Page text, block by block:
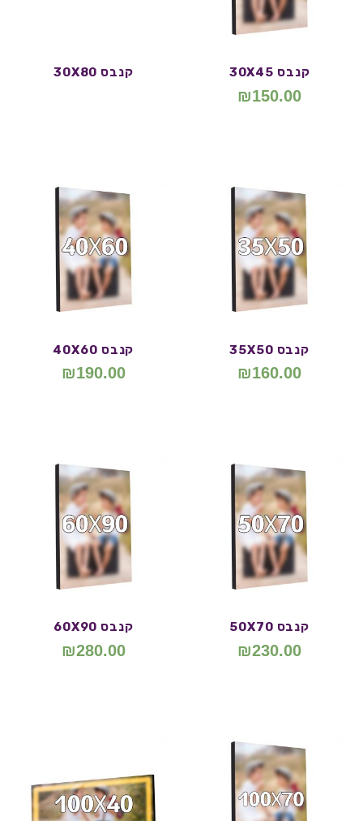
קנבס 30X45
₪150.00
קנבס 30X80
קנבס 35X50
₪160.00
קנבס 40X60
₪190.00
קנבס 50X70
₪230.00
קנבס 60X90
₪280.00